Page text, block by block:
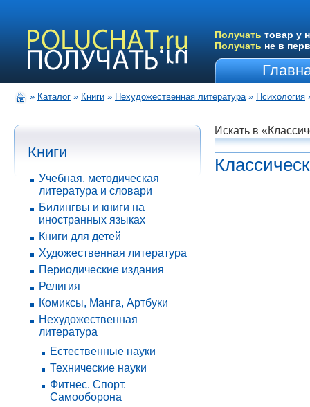
Получать товар у
Получать не в
» Каталог » Книги » Нехудожественная литература » Психология
Книги
Учебная, методическая
литература и словари
Билингвы и книги на
иностранных языках
Книги для детей
Художественная литература
Периодические издания
Религия
Комиксы, Манга, Артбуки
Нехудожественная
литература
Естественные науки
Технические науки
Фитнес. Спорт.
Самооборона
Искать в